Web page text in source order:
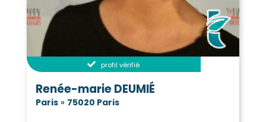
profil vérifié
Renée-marie DEUMIÉ
Paris» 75020 Paris